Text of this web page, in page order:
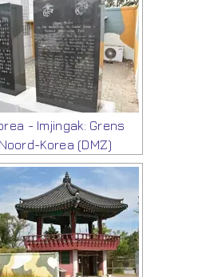
- Imjingak: Grens
Korea (DMZ)